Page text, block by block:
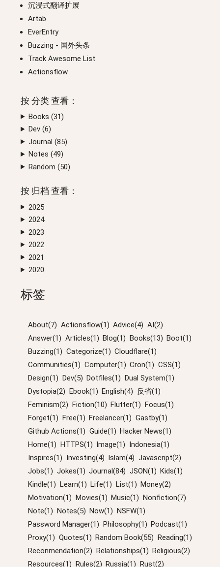
沉浸式翻译扩展
Artab
EverEntry
Buzzing - 国外头条
Track Awesome List
Actionsflow
按 分类 查看：
Books (31)
Dev (6)
Journal (85)
Notes (49)
Random (50)
按 归档 查看：
2025
2024
2023
2022
2021
2020
标签
About(7) Actionsflow(1) Advice(4) AI(2)
Answer(1) Articles(1) Blog(1) Books(13) Boot(1)
Buzzing(1) Categorize(1) Cloudflare(1)
Communities(1) Computer(1) Cron(1) CSS(1)
Design(1) Dev(5) Dotfiles(1) Dual System(1)
Dystopia(2) Ebook(1) English(4)
反省(1)
Feminism(2) Fiction(10) Flutter(1) Focus(1)
Forget(1) Free(1) Freelancer(1) Gastby(1)
Github Actions(1) Guide(1) Hacker News(1)
Home(1) HTTPS(1) Image(1) Indonesia(1)
Inspires(1) Investing(4) Islam(4) Javascript(2)
Jobs(1) Jokes(1) Journal(84) JSON(1) Kids(1)
Kindle(1) Learn(1) Life(1) List(1) Money(2)
Motivation(1) Movies(1) Music(1) Nonfiction(7)
Note(1) Notes(5) Now(1) NSFW(1)
Password Manager(1) Philosophy(1) Podcast(1)
Proxy(1) Quotes(1) Random Book(55) Reading(1)
Reconmendation(2) Relationships(1) Religious(2)
Resources(1) Rules(2) Russia(1) Rust(2)